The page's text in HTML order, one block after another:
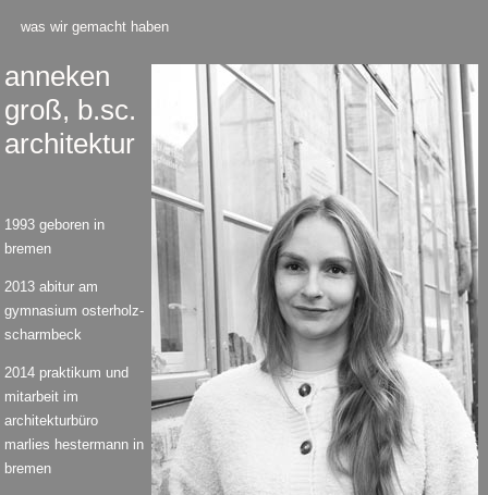
was wir gemacht haben
anneken
groß, b.sc.
architektur
1993 geboren in
bremen
2013 abitur am
gymnasium osterholz-
scharmbeck
2014 praktikum und
mitarbeit im
architekturbüro
marlies hestermann in
bremen